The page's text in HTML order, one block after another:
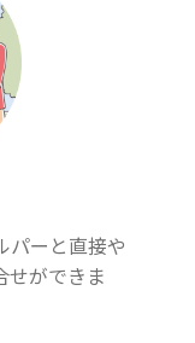
パーと直接や
せができま